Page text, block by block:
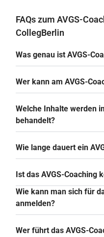
FAQs zum AVGS-
CollegBerlin
Was genau ist AVGS-
Wer kann am AVGS-
Welche Inhalte werden
behandelt?
Wie lange dauert ein
Ist das AVGS-Coaching
Wie kann man sich für
anmelden?
Wer führt das AVGS-